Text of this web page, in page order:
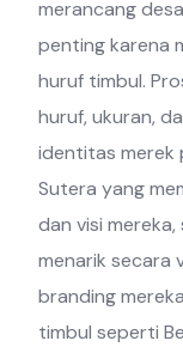
merancang
penting karena
huruf timbul.
huruf, ukuran,
identitas merek
Sutera yang
dan visi
menarik secara
branding
timbul seperti